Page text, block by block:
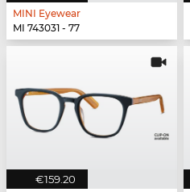
MINI Eyewear
MI 743031 - 77
€159.20